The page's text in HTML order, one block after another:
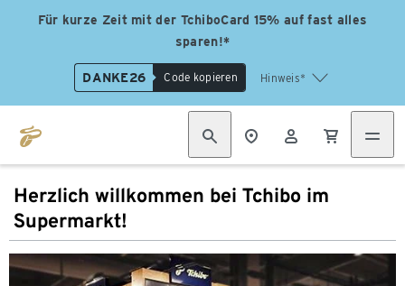
Für kurze Zeit mit der TchiboCard 15% auf fast alles
sparen!*
DANKE26 Code kopieren Hinweis*
Herzlich willkommen bei Tchibo im
Supermarkt!